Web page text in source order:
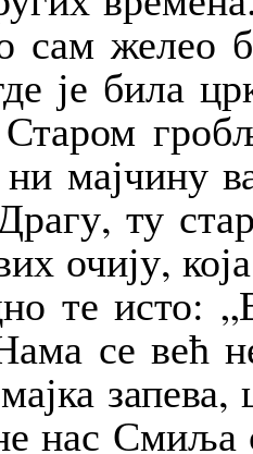
сам желео
је била
Старом
мајчину
ту
очију,
те исто:
се већ
нас Смиља